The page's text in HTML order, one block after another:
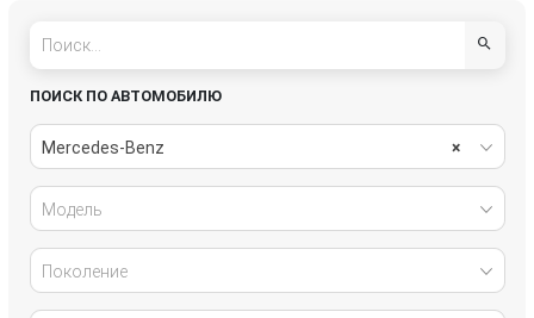
GL AMG
GLA-Класс
GLC-Класс
ПОИСК ПО АВТОМОБИЛЮ
×
Mercedes-Benz
Модель
Поколение